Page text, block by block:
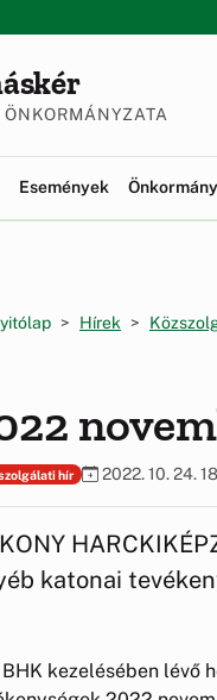
ÖNKORMÁNYZATA
Események
Hírek
hír 2022. 10. 24.
katonai
kezelésében lévő